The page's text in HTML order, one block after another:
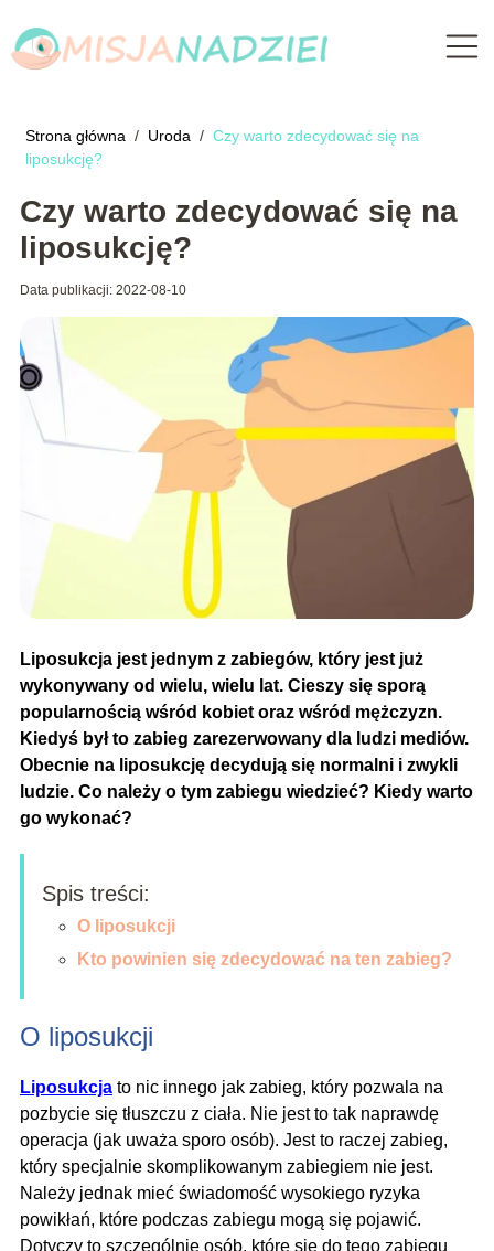
Strona główna / Uroda / Czy warto zdecydować się na
liposukcję?
Czy warto zdecydować się na
liposukcję?
Data publikacji: 2022-08-10
Liposukcja jest jednym z zabiegów, który jest już
wykonywany od wielu, wielu lat. Cieszy się sporą
popularnością wśród kobiet oraz wśród mężczyzn.
Kiedyś był to zabieg zarezerwowany dla ludzi mediów.
Obecnie na liposukcję decydują się normalni i zwykli
ludzie. Co należy o tym zabiegu wiedzieć? Kiedy warto
go wykonać?
Spis treści:
O liposukcji
Kto powinien się zdecydować na ten zabieg?
O liposukcji
Liposukcjato nic innego jak zabieg, który pozwala na
pozbycie się tłuszczu z ciała. Nie jest to tak naprawdę
operacja (jak uważa sporo osób). Jest to raczej zabieg,
który specjalnie skomplikowanym zabiegiem nie jest.
Należy jednak mieć świadomość wysokiego ryzyka
powikłań, które podczas zabiegu mogą się pojawić.
Dotyczy to szczególnie osób, które się do tego zabiegu